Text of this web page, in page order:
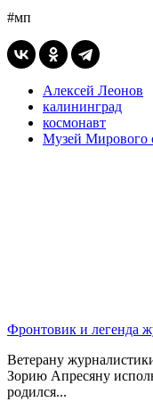
#мп
Алексей Леонов
калининград
космонавт
Музей Мирового
Фронтовик и легенда
Ветерану
Зорию Апресяну
родился...